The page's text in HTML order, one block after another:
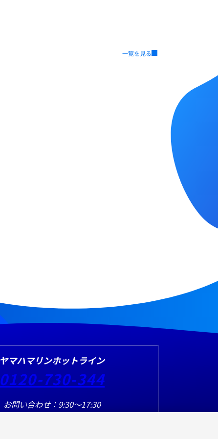
一覧を見る
ヤマハマリンホットライン
0120-730-344
お問い合わせ：9:30～17:30